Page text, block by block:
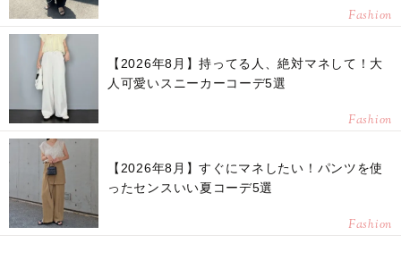
Fashion
【2026年8月】持ってる人、絶対マネして！大
人可愛いスニーカーコーデ5選
Fashion
【2026年8月】すぐにマネしたい！パンツを使
ったセンスいい夏コーデ5選
Fashion